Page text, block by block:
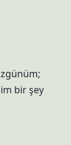
bir şey